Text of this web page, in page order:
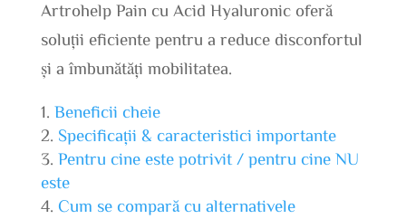
Artrohelp Pain cu Acid Hyaluronic oferă
soluții eficiente pentru a reduce disconfortul
și a îmbunătăți mobilitatea.
Beneficii cheie
Specificații & caracteristici importante
Pentru cine este potrivit / pentru cine NU
este
Cum se compară cu alternativele